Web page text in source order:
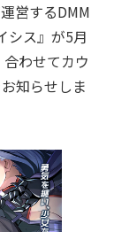
営するDMM
シス』が5月
わせてカウ
知らせしま